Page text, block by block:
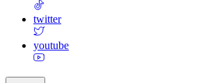
twitter
youtube